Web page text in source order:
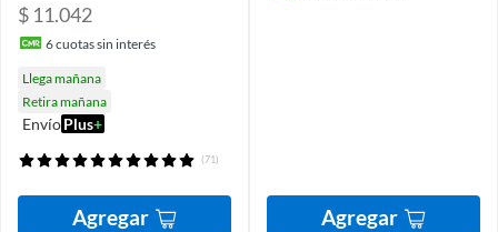
$ 11.042
6cuotas sin interés
Llega mañana
Retira mañana
EnvíoPlus+
(71)
Agregar Agregar